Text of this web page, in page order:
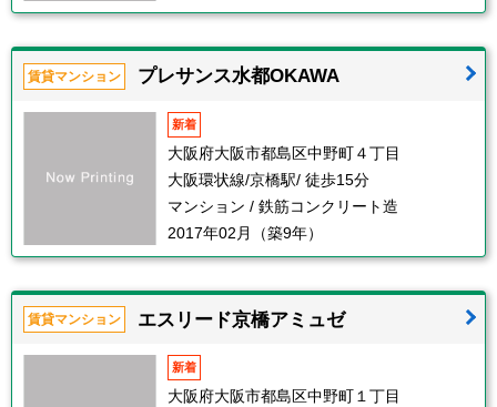
賃貸マンション プレサンス水都OKAWA
新着
大阪府大阪市都島区中野町４丁目
大阪環状線/京橋駅/ 徒歩15分
マンション / 鉄筋コンクリート造
2017年02月（築9年）
賃貸マンション エスリード京橋アミュゼ
新着
大阪府大阪市都島区中野町１丁目